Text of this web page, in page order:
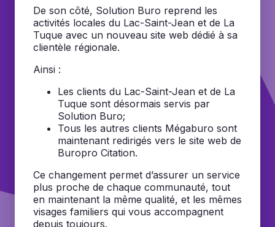
De son côté, Solution Buro reprend les
activités locales du Lac-Saint-Jean et de La
Tuque avec un nouveau site web dédié à sa
clientèle régionale.
Ainsi :
Les clients du Lac-Saint-Jean et de La
Tuque sont désormais servis par
Solution Buro;
Tous les autres clients Mégaburo sont
maintenant redirigés vers le site web de
Buropro Citation.
Ce changement permet d’assurer un service
plus proche de chaque communauté, tout
en maintenant la même qualité, et les mêmes
visages familiers qui vous accompagnent
depuis toujours.